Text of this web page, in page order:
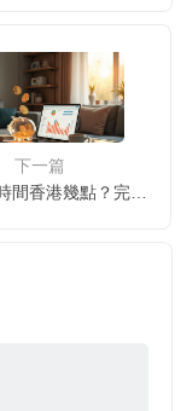
下一篇
美股開市時間香港幾點？完整交易時間表